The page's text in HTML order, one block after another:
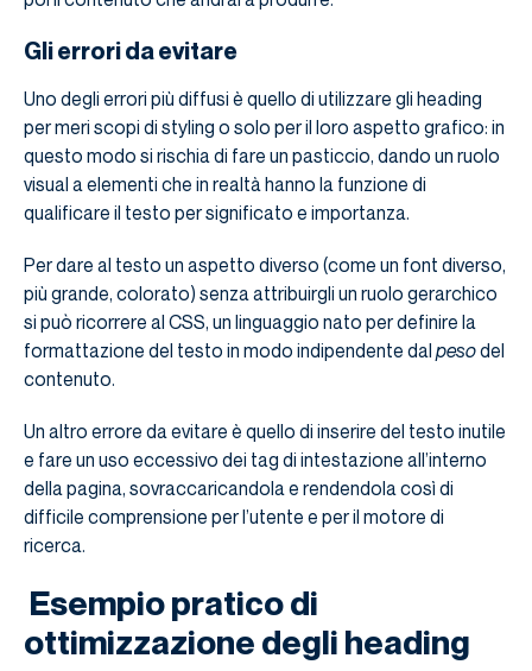
Gli errori da evitare
Uno degli errori più diffusi è quello di utilizzare gli heading
per meri scopi di styling o solo per il loro aspetto grafico: in
questo modo si rischia di fare un pasticcio, dando un ruolo
visual a elementi che in realtà hanno la funzione di
qualificare il testo per significato e importanza.
Per dare al testo un aspetto diverso (come un font diverso,
più grande, colorato) senza attribuirgli un ruolo gerarchico
si può ricorrere al CSS, un linguaggio nato per definire la
formattazione del testo in modo indipendente dal pesodel
contenuto.
Un altro errore da evitare è quello di inserire del testo inutile
e fare un uso eccessivo dei tag di intestazione all’interno
della pagina, sovraccaricandola e rendendola così di
difficile comprensione per l’utente e per il motore di
ricerca.
Esempio pratico di
ottimizzazione degli heading